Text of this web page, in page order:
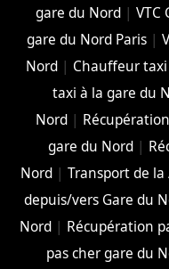
gare du Nord| VTC
gare du Nord Paris |
Nord | Chauffeur
taxi à la gare du
Nord|
gare du Nord|
Nord| Transport de
depuis/vers Gare du
Nord | Récupération
pas cher gare du